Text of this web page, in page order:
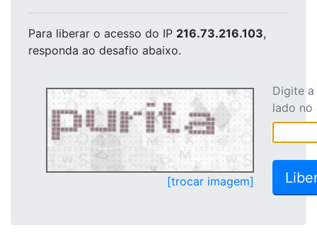
Para liberar o acesso do IP 216.73.216.103,
responda ao desafio abaixo.
[trocar imagem]
Digite
lado no